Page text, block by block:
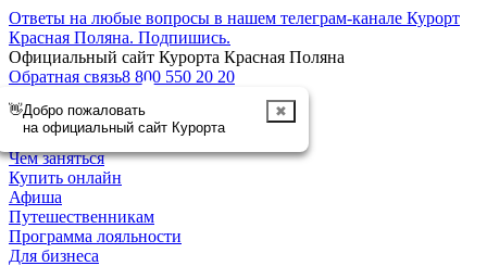
Ответы на любые вопросы в нашем телеграм-канале Курорт
Красная Поляна. Подпишись.
Официальный сайт Курорта Красная Поляна
Обратная связь8 800 550 20 20
👋Добро пожаловать
на официальный сайт Курорта
✖
Отменить
Курорт
Чем заняться
Купить онлайн
Афиша
Путешественникам
Программа лояльности
Для бизнеса